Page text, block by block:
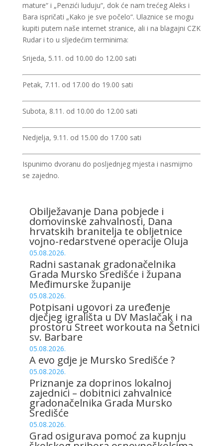
mature“ i „Penzići luduju“, dok će nam trećeg Aleks i
Bara ispričati „Kako je sve počelo“. Ulaznice se mogu
kupiti putem naše internet stranice, ali i na blagajni CZK
Rudar i to u sljedećim terminima:
Srijeda, 5.11. od 10.00 do 12.00 sati
Petak, 7.11. od 17.00 do 19.00 sati
Subota, 8.11. od 10.00 do 12.00 sati
Nedjelja, 9.11. od 15.00 do 17.00 sati
Ispunimo dvoranu do posljednjeg mjesta i nasmijmo
se zajedno.
Obilježavanje Dana pobjede i
domovinske zahvalnosti, Dana
hrvatskih branitelja te obljetnice
vojno-redarstvene operacije Oluja
05.08.2026.
Radni sastanak gradonačelnika
Grada Mursko Središće i župana
Međimurske županije
05.08.2026.
Potpisani ugovori za uređenje
dječjeg igrališta u DV Maslačak i na
prostoru Street workouta na Šetnici
sv. Barbare
05.08.2026.
A evo gdje je Mursko Središće ?
05.08.2026.
Priznanje za doprinos lokalnoj
zajednici – dobitnici zahvalnice
gradonačelnika Grada Mursko
Središće
05.08.2026.
Grad osigurava pomoć za kupnju